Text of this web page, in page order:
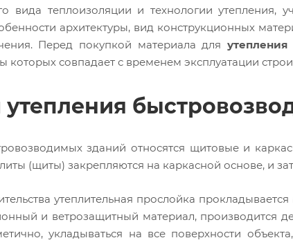
вида теплоизоляции и технологии утепления,
архитектуры, вид конструкционных
Перед покупкой материала для
которых совпадает с временем эксплуатации
утепления
зданий относятся щитовые и
(щиты) закрепляются на каркасной основе, и
утеплительная прослойка
и ветрозащитный материал, производится
укладываться на все поверхности